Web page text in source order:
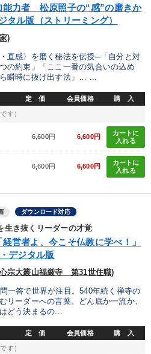
能力者 松原照子の“感”の磨きか
タル版（ストリーミング）
)
直感〉を磨く秘法を伝授─「自分と対
の約束」「ここ一番の気合いの込め
瞬時に抜け出す法」… ...
定 価 会員価格 購 入
す）
6,600円 6,600円
カートに
入れる
6,600円 6,600円
カートに
入れる
ダウンロード対応
生き抜くリーダーの才覚
営者よ、今こそ仏教に学べ！」
デジタル版
宗大叢山福厳寺 第31世住職)
一答で世界が注目。540年続く禅寺の
リーダーへの言葉。どん底か一流か、
どう決まるの...
定 価 会員価格 購 入
す）